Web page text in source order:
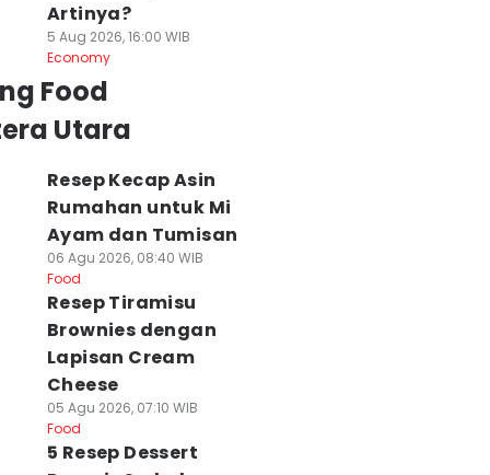
Artinya?
5 Aug 2026, 16:00 WIB
Economy
Food
Utara
Resep Kecap Asin
Rumahan untuk Mi
Ayam dan Tumisan
06 Agu 2026, 08:40 WIB
Food
Resep Tiramisu
Brownies dengan
Lapisan Cream
Cheese
05 Agu 2026, 07:10 WIB
Food
5 Resep Dessert